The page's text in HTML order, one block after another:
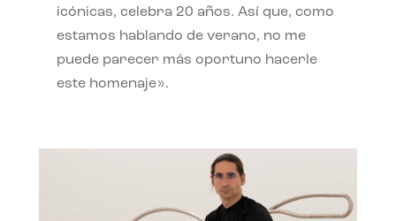
icónicas, celebra 20 años. Así que, como
estamos hablando de verano, no me
puede parecer más oportuno hacerle
este homenaje».